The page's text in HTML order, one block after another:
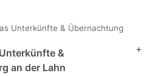
Unterkünfte & Übernachtung
&
an der Lahn
+